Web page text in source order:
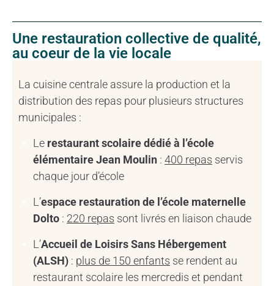
Une restauration collective de qualité,
au coeur de la vie locale
La cuisine centrale assure la production et la
distribution des repas pour plusieurs structures
municipales :
Le restaurant scolaire dédié à l’école
élémentaire Jean Moulin : 400 repas servis
chaque jour d’école
L’espace restauration de l’école maternelle
Dolto : 220 repas sont livrés en liaison chaude
L’Accueil de Loisirs Sans Hébergement
(ALSH) : plus de 150 enfants se rendent au
restaurant scolaire les mercredis et pendant